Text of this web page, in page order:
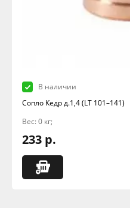
В наличии
Сопло Кедр д.1,4 (LT 101–141)
Вес: 0 кг;
233 р.